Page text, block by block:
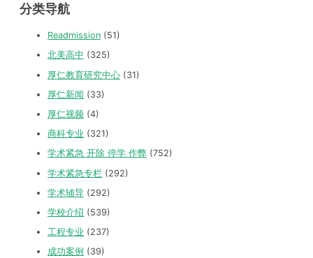
分类导航
Readmission (51)
北美高中 (325)
厚仁教育研究中心 (31)
厚仁新闻 (33)
厚仁视频 (4)
商科专业 (321)
学术紧急 开除 停学 作弊 (752)
学术紧急专栏 (292)
学术辅导 (292)
学校介绍 (539)
工程专业 (237)
成功案例 (39)